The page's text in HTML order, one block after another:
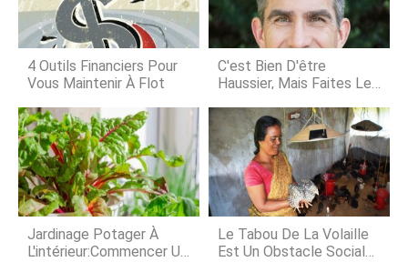
de type 4YZP-21.Utilisation de la
technologie de pointe pour résoudre
une variété dadaptabilité
despacement; adaptable;
3.Utilisation dun nouvel avant de mac
4 Outils Financiers Pour
Vous Maintenir À Flot
C'est Bien D'être
Haussier, Mais Faites Le
Jardinage Potager À
L'intérieur:Commencer Un
Le Tabou De La Volaille
Est Un Obstacle Social